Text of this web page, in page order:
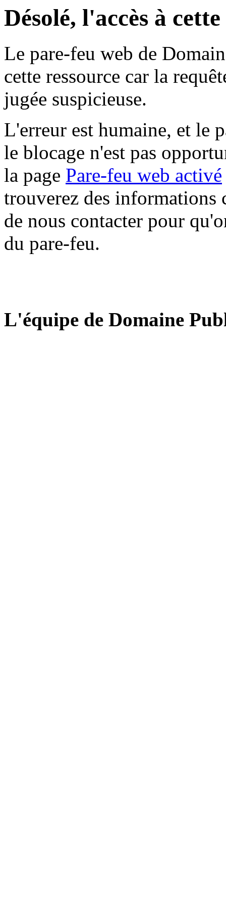
Désolé, l'accès à
Le pare-feu web de
cette ressource car la
jugée suspicieuse.
L'erreur est humaine, et le
le blocage n'est pas
la page Pare-feu web activé
trouverez des informations
de nous contacter pour
du pare-feu.
L'équipe de Domaine